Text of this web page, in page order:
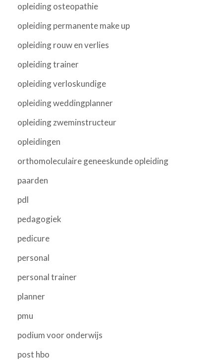
opleiding osteopathie
opleiding permanente make up
opleiding rouw en verlies
opleiding trainer
opleiding verloskundige
opleiding weddingplanner
opleiding zweminstructeur
opleidingen
orthomoleculaire geneeskunde opleiding
paarden
pdl
pedagogiek
pedicure
personal
personal trainer
planner
pmu
podium voor onderwijs
post hbo